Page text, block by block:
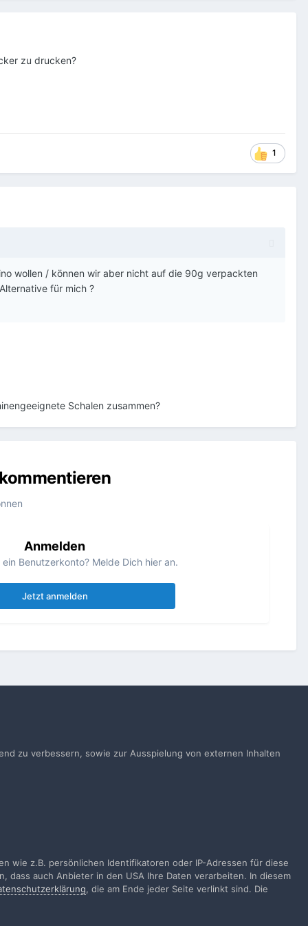
zu drucken?
1
wollen / können wir aber nicht auf die 90g verpackten
für mich ?
Schalen zusammen?
Anmelden
Benutzerkonto? Melde Dich hier an.
Jetzt anmelden
zu verbessern, sowie zur Ausspielung von externen Inhalten
wie z.B. persönlichen Identifikatoren oder IP-Adressen für diese
dass auch Anbieter in den USA Ihre Daten verarbeiten. In diesem
, die am Ende jeder Seite verlinkt sind. Die